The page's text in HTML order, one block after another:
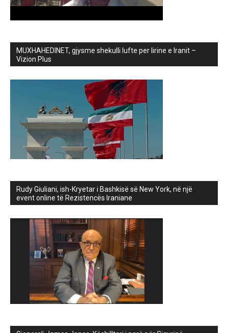
MUXHAHEDINET, gjysme shekulli lufte per lirine e Iranit –
Vizion Plus
Rudy Giuliani, ish-Kryetar i Bashkisë së New York, në një
event online të Rezistencës Iraniane